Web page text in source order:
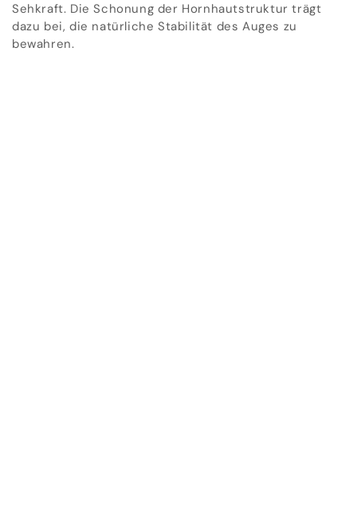
Sehkraft. Die Schonung der Hornhautstruktur trägt
dazu bei, die natürliche Stabilität des Auges zu
bewahren.